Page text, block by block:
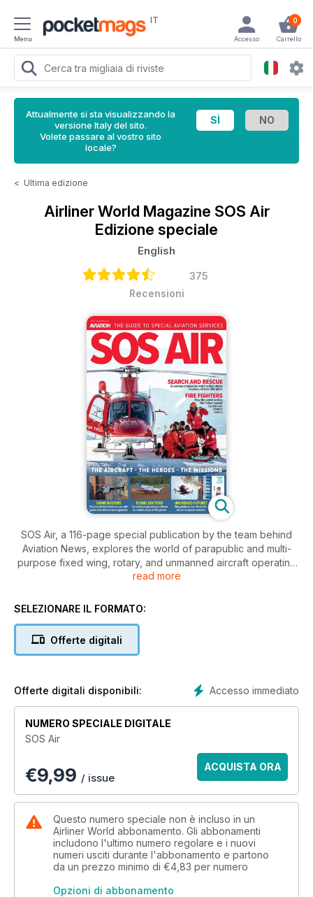
Menu
IT 0
Carrello
Accesso
Attualmente si sta visualizzando la
versione Italy del sito.
Volete passare al vostro sito
locale?
< Ultima edizione
Airliner World Magazine SOS Air
Edizione speciale
English
375
Recensioni
SOS Air, a 116-page special publication by the team behind
Aviation News, explores the world of parapublic and multi-
purpose fixed wing, rotary, and unmanned aircraft operating
critical missions.
Fields of operation include firefighting, law enforcement,
humanitarian relief, infrastructure development, customs, and
border protection.
trained crews as they save lives and protect nations.
technology is gaining momentum.
read more
SELEZIONARE IL FORMATO:
Offerte digitali
Accesso immediato
Offerte digitali disponibili:
NUMERO SPECIALE DIGITALE
SOS Air
€9,99 / issue
ACQUISTA ORA
Questo numero speciale non è incluso in un
Airliner World abbonamento. Gli abbonamenti
includono l'ultimo numero regolare e i nuovi
numeri usciti durante l'abbonamento e partono
da un prezzo minimo di €4,83 per numero
Opzioni di abbonamento